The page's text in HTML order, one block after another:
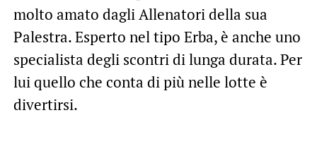
molto amato dagli Allenatori della sua
Palestra. Esperto nel tipo Erba, è anche uno
specialista degli scontri di lunga durata. Per
lui quello che conta di più nelle lotte è
divertirsi.